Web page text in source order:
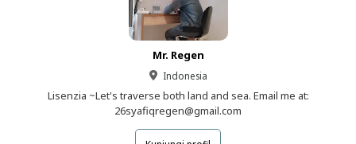
Mr. Regen
Indonesia
Lisenzia ~Let's traverse both land and sea. Email me at:
26syafiqregen@gmail.com